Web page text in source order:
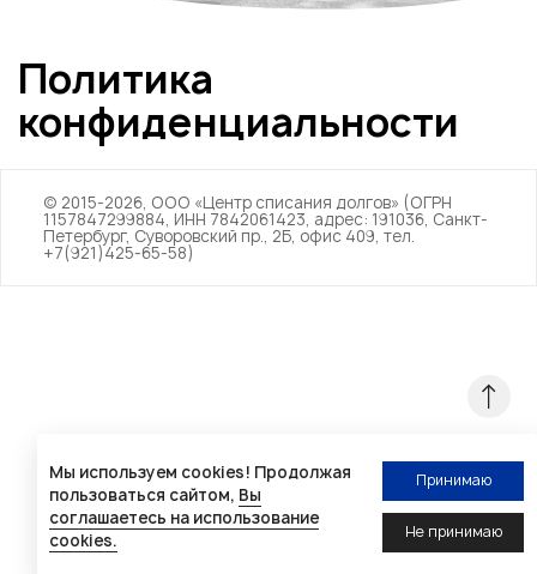
Политика
конфиденциальности
© 2015-2026, ООО «Центр списания долгов» (ОГРН
1157847299884, ИНН 7842061423, адрес: 191036, Санкт-
Петербург, Суворовский пр., 2Б, офис 409, тел.
+7(921)425-65-58)
Мы используем cookies! Продолжая
пользоваться сайтом, Вы
соглашаетесь на использование
cookies.
Принимаю
Не принимаю
Напишите нам